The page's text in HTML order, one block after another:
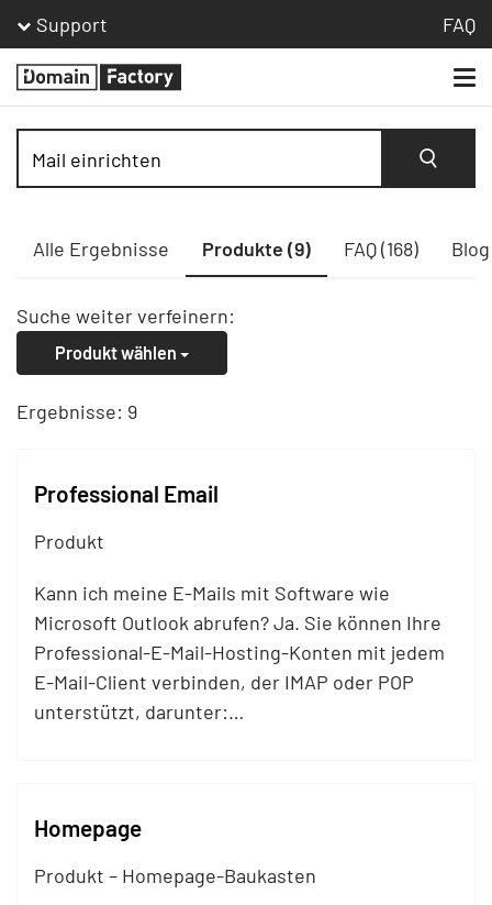
Support FAQ
Homepage
Suche
Alle Ergebnisse Produkte (9) FAQ (168)
Suche weiter verfeinern:
Produkt wählen
Ergebnisse: 9
Professional Email
Produkt
Kann ich meine E-Mails mit Software wie
Microsoft Outlook abrufen? Ja. Sie können Ihre
Professional-E-Mail-Hosting-Konten mit jedem
E-Mail-Client verbinden, der IMAP oder POP
unterstützt, darunter:…
Homepage
Produkt – Homepage-Baukasten